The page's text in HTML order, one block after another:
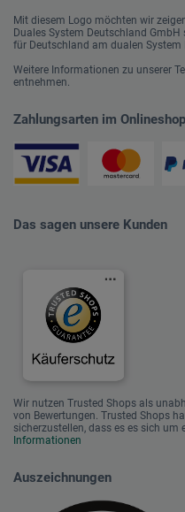
Mit diesem Logo möchten wir
Duales System Deutschland
für Deutschland am dualen System
Weitere Informationen zu unserer
entnehmen.
Zahlungsarten im Onlineshop
Das sagen unsere Kunden
Wir nutzen Trusted Shops als
von Bewertungen. Trusted Shops
sicherzustellen, dass es es sich um
Informationen
Auszeichnungen